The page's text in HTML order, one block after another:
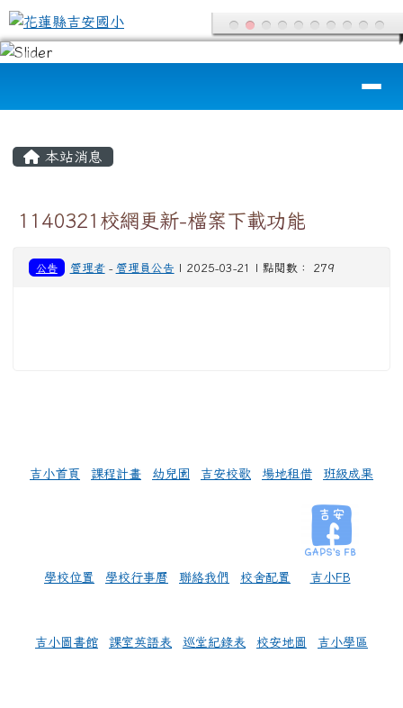
跳至主內容區
花蓮縣吉安國小
本站消息
1140321校網更新-檔案下載功能
公告 管理者- 管理員公告 | 2025-03-21 | 點閱數： 279
吉小首頁 課程計畫 幼兒園 吉安校歌 場地租借 班級成果
學校位置 學校行事曆 聯絡我們 校舍配置 吉小FB
吉小圖書館 課室英語表 巡堂紀錄表 校安地圖 吉小學區